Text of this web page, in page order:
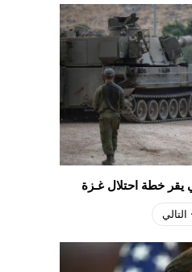
يقر خطة احتلال غـزة
التالي